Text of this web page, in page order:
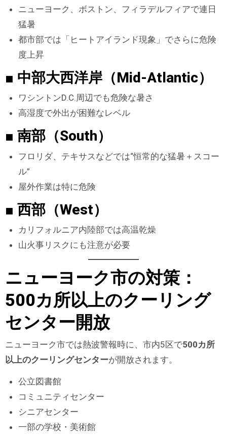
ニューヨーク、ボストン、フィラデルフィアで連日
猛暑
都市部では「ヒートアイランド現象」でさらに危険
度上昇
■ 中部大西洋岸（Mid-Atlantic）
ワシントンD.C.周辺でも危険な暑さ
高湿度で外出が困難なレベル
■ 南部（South）
フロリダ、テキサスなどでは“恒常的な猛暑＋スコー
ル”
屋外作業は特に危険
■ 西部（West）
カリフォルニア内陸部では高温乾燥
山火事リスクにも注意が必要
ニューヨーク市の対策：
500カ所以上のクーリング
センター開放
ニューヨーク市では熱波警報時に、市内5区で500カ所
以上のクーリングセンターが開放されます。
公立図書館
コミュニティセンター
シニアセンター
一部の学校・美術館